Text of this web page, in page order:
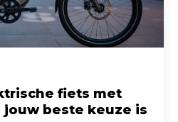
fiets met
beste keuze is